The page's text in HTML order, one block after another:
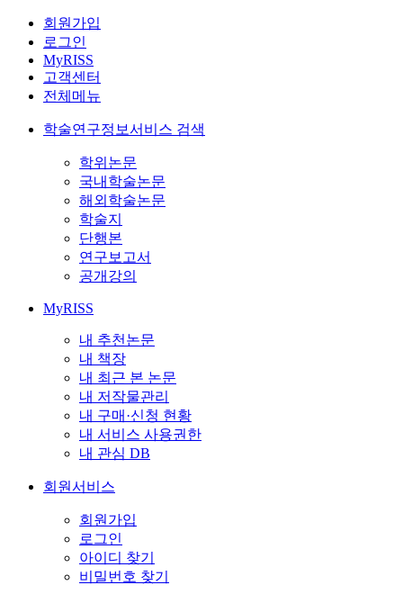
회원가입
로그인
MyRISS
고객센터
전체메뉴
학술연구정보서비스 검색
학위논문
국내학술논문
해외학술논문
학술지
단행본
연구보고서
공개강의
MyRISS
내 추천논문
내 책장
내 최근 본 논문
내 저작물관리
내 구매·신청 현황
내 서비스 사용권한
내 관심 DB
회원서비스
회원가입
로그인
아이디 찾기
비밀번호 찾기